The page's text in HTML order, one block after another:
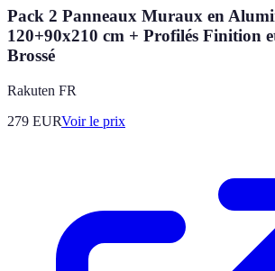
Pack 2 Panneaux Muraux en
120+90x210 cm + Profilés Finition
Brossé
Rakuten FR
279 EURVoir le prix